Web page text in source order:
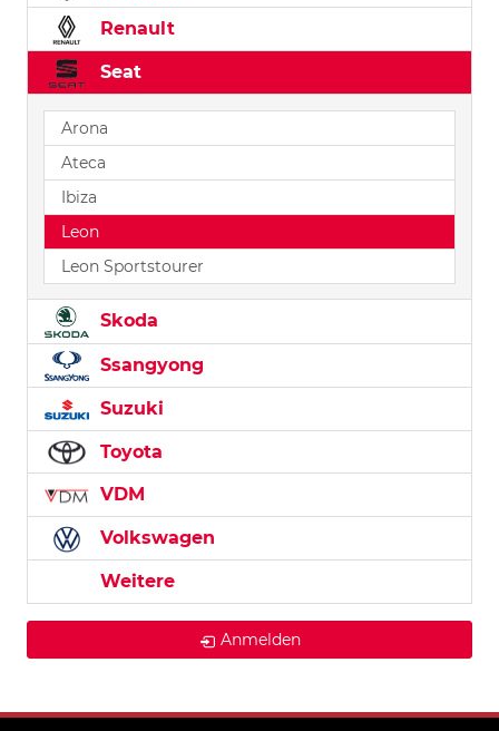
Renault
Seat
Arona
Ateca
Ibiza
Leon
Leon Sportstourer
Skoda
Ssangyong
Suzuki
Toyota
VDM
Volkswagen
Weitere
Anmelden